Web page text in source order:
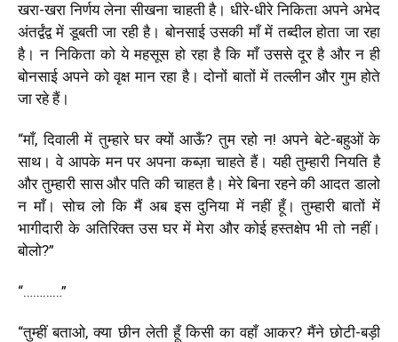
खरा-खरा निर्णय लेना सीखना चाहती है। धीरे-धीरे निकिता अपने अभेद
अंतर्द्वंद्व में डूबती जा रही है। बोनसाई उसकी माँ में तब्दील होता जा रहा
है। न निकिता को ये महसूस हो रहा है कि माँ उससे दूर है और न ही
बोनसाई अपने को वृक्ष मान रहा है। दोनों बातों में तल्लीन और गुम होते
जा रहे हैं।
“माँ, दिवाली में तुम्हारे घर क्यों आऊँ?तुम रहो न! अपने बेटे-बहुओं के
साथ। वे आपके मन पर अपना कब्ज़ा चाहते हैं। यही तुम्हारी नियति है
और तुम्हारी सास और पति की चाहत है। मेरे बिना रहने की आदत डालो
न माँ। सोच लो कि मैं अब इस दुनिया में नहीं हूँ। तुम्हारी बातों में
भागीदारी के अतिरिक्त उस घर में मेरा और कोई हस्तक्षेप भी तो नहीं।
बोलो?”
“…………”
“तुम्हीं बताओ,क्या छीन लेती हूँ किसी का वहाँ आकर?मैंने छोटी-बड़ी